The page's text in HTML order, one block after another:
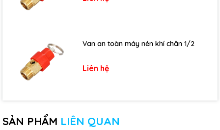
Van an toàn máy nén khí chân 1/2
Liên hệ
SẢN PHẨM LIÊN QUAN